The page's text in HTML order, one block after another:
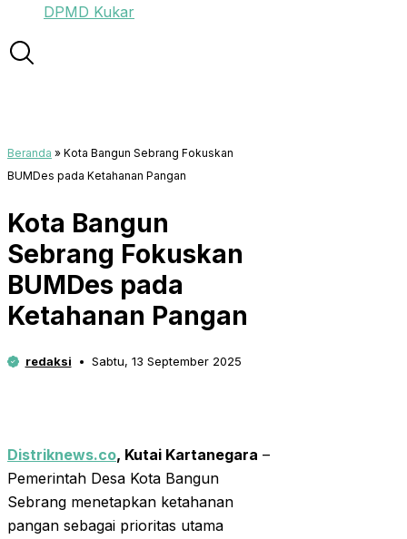
DPMD Kukar
Beranda » Kota Bangun Sebrang Fokuskan
BUMDes pada Ketahanan Pangan
Kota Bangun
Sebrang Fokuskan
BUMDes pada
Ketahanan Pangan
redaksi Sabtu, 13 September 2025
Distriknews.co, Kutai Kartanegara –
Pemerintah Desa Kota Bangun
Sebrang menetapkan ketahanan
pangan sebagai prioritas utama